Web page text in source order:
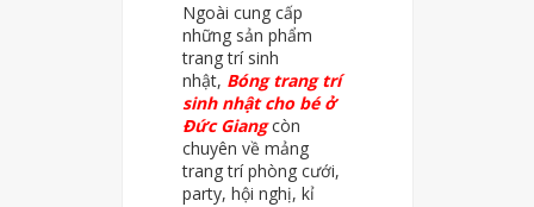
Ngoài cung cấp
những sản phẩm
trang trí sinh
nhật, Bóng trang trí
sinh nhật cho bé ở
Đức Giangcòn
chuyên về mảng
trang trí phòng cưới,
party, hội nghị, kỉ